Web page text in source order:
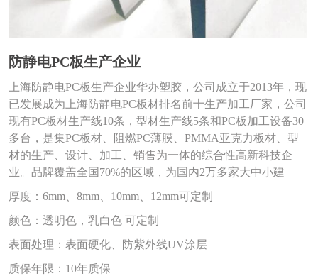
防静电PC板生产企业
上海防静电PC板生产企业华办塑胶，公司成立于2013年，现
已发展成为上海防静电PC板材排名前十生产加工厂家，公司
现有PC板材生产线10条，型材生产线5条和PC板加工设备30
多台，是集PC板材、阻燃PC薄膜、PMMA亚克力板材、型
材的生产、设计、加工、销售为一体的综合性高新科技企
业。品牌覆盖全国70%的区域，为国内2万多家大中小建
厚度：6mm、8mm、10mm、12mm可定制
颜色：透明色，乳白色 可定制
表面处理：表面硬化、防紫外线UV涂层
质保年限：10年质保